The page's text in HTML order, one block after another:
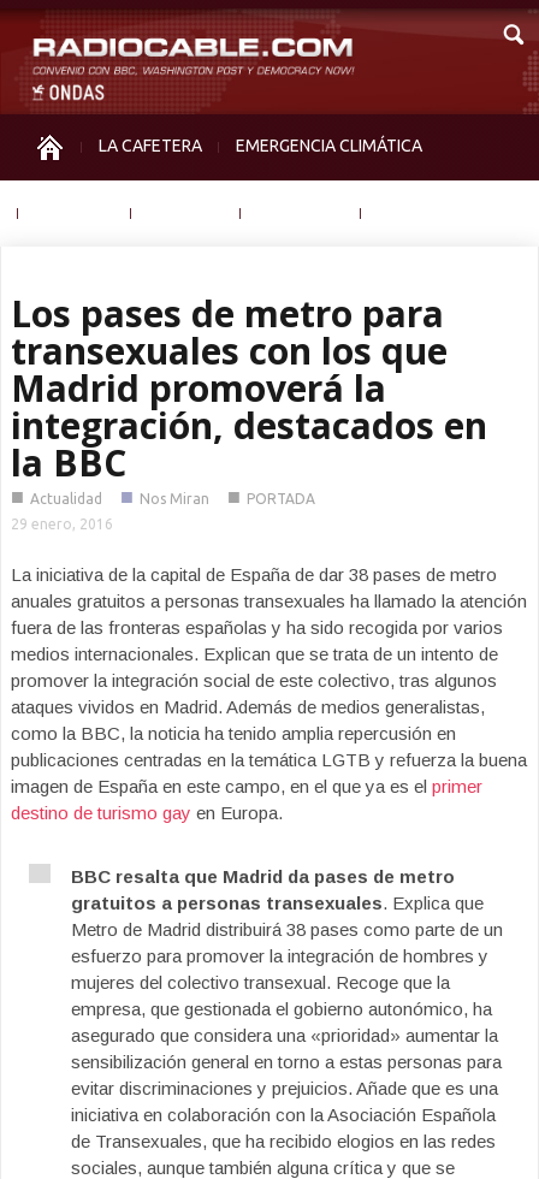
LA CAFETERA EMERGENCIA CLIMÁTICA
Los pases de metro para
transexuales con los que
Madrid promoverá la
integración, destacados en
la BBC
■ Actualidad ■ Nos Miran ■ PORTADA
29 enero, 2016
La iniciativa de la capital de España de dar 38 pases de metro
anuales gratuitos a personas transexuales ha llamado la atención
fuera de las fronteras españolas y ha sido recogida por varios
medios internacionales. Explican que se trata de un intento de
promover la integración social de este colectivo, tras algunos
ataques vividos en Madrid. Además de medios generalistas,
como la BBC, la noticia ha tenido amplia repercusión en
publicaciones centradas en la temática LGTB y refuerza la buena
imagen de España en este campo, en el que ya es el primer
destino de turismo gay en Europa.
BBC resalta que Madrid da pases de metro
gratuitos a personas transexuales. Explica que
Metro de Madrid distribuirá 38 pases como parte de un
esfuerzo para promover la integración de hombres y
mujeres del colectivo transexual. Recoge que la
empresa, que gestionada el gobierno autonómico, ha
asegurado que considera una «prioridad» aumentar la
sensibilización general en torno a estas personas para
evitar discriminaciones y prejuicios. Añade que es una
iniciativa en colaboración con la Asociación Española
de Transexuales, que ha recibido elogios en las redes
sociales, aunque también alguna crítica y que se